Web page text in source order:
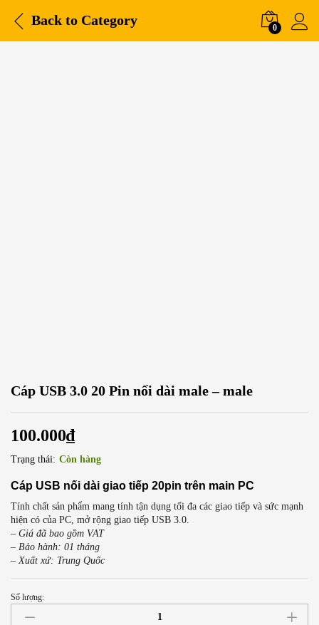
Back to Category 0
Cáp USB 3.0 20 Pin nối dài male – male
100.000₫
Trạng thái: Còn hàng
Cáp USB nối dài giao tiếp 20pin trên main PC
Tính chất sản phẩm mang tính tận dụng tối đa các giao tiếp và sức mạnh
hiện có của PC, mở rộng giao tiếp USB 3.0.
– Giá đã bao gồm VAT
– Bảo hành: 01 tháng
– Xuất xứ: Trung Quốc
Cáp
USB
Số lượng: